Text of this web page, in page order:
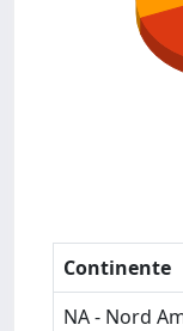
Continente
NA - Nord